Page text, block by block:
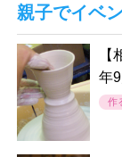
親子でイベ
年
作